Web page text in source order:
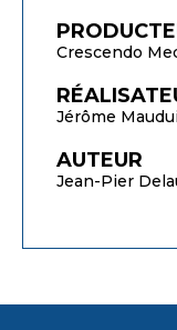
Crescendo
Jérôme
AUTEUR
Jean-Pier